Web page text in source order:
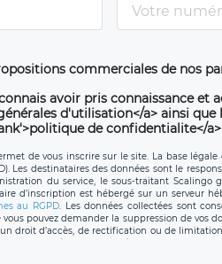
commerciales de nos
avoir pris connaissance et
d'utilisation</a> ainsi que
de confidentialite</a>
de vous inscrire sur le site. La base
Les destinataires des données sont le
du service, le sous-traitant Scalingo
d’inscription est hébergé sur un serveur
au RGPD. Les données collectées sont
pouvez demander la suppression de vos
droit d’accès, de rectification ou de
la portabilité de vos données. Vous pouvez
exerce au siège social de LÉGAVOX et